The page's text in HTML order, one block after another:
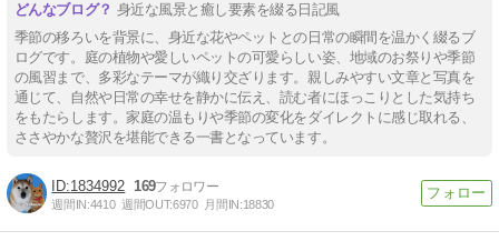
身近な風景と癒し要素を綴る日記風
季節の移ろいを背景に、身近な花やペットとの日常の瞬間を温かく綴るブ
ログです。庭の植物や愛しいペットの可愛らしい姿、地域のお祭りや季節
の風習まで、多彩なテーマが織り交ざります。親しみやすい文章と写真を
通じて、自然や日常の幸せを静かに伝え、読む者にほっこりとした気持ち
をもたらします。家庭の温もりや季節の変化をダイレクトに感じ取れる、
ささやかな贅沢を堪能できる一書となっています。
1834992 169
週間IN:4410 週間OUT:6970 月間IN:18830